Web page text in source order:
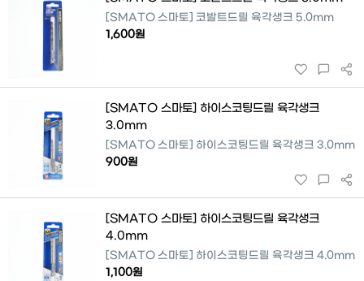
[SMATO 스마토] 코발트드릴 육각생크 5.0mm
1,600원
[SMATO 스마토] 하이스코팅드릴 육각생크
3.0mm
[SMATO 스마토] 하이스코팅드릴 육각생크 3.0mm
900원
[SMATO 스마토] 하이스코팅드릴 육각생크
4.0mm
[SMATO 스마토] 하이스코팅드릴 육각생크 4.0mm
1,100원